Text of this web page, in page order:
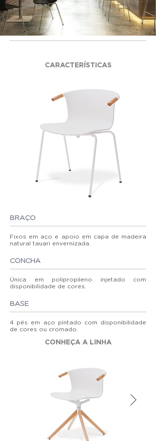
CARACTERÍSTICAS
BRAÇO
Fixos em aço e apoio em capa de madeira
natural tauari envernizada.
CONCHA
Única em polipropileno injetado com
disponibilidade de cores.
BASE
4 pés em aço pintado com disponibilidade
de cores ou cromado.
CONHEÇA A LINHA